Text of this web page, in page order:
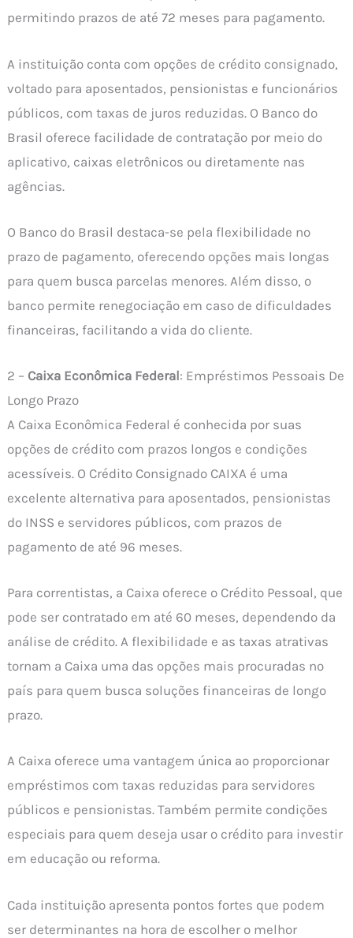
permitindo prazos de até 72 meses para pagamento.
A instituição conta com opções de crédito consignado,
voltado para aposentados, pensionistas e funcionários
públicos, com taxas de juros reduzidas. O Banco do
Brasil oferece facilidade de contratação por meio do
aplicativo, caixas eletrônicos ou diretamente nas
agências.
O Banco do Brasil destaca-se pela flexibilidade no
prazo de pagamento, oferecendo opções mais longas
para quem busca parcelas menores. Além disso, o
banco permite renegociação em caso de dificuldades
financeiras, facilitando a vida do cliente.
2 – Caixa Econômica Federal: Empréstimos Pessoais De
Longo Prazo
A Caixa Econômica Federal é conhecida por suas
opções de crédito com prazos longos e condições
acessíveis. O Crédito Consignado CAIXA é uma
excelente alternativa para aposentados, pensionistas
do INSS e servidores públicos, com prazos de
pagamento de até 96 meses.
Para correntistas, a Caixa oferece o Crédito Pessoal, que
pode ser contratado em até 60 meses, dependendo da
análise de crédito. A flexibilidade e as taxas atrativas
tornam a Caixa uma das opções mais procuradas no
país para quem busca soluções financeiras de longo
prazo.
A Caixa oferece uma vantagem única ao proporcionar
empréstimos com taxas reduzidas para servidores
públicos e pensionistas. Também permite condições
especiais para quem deseja usar o crédito para investir
em educação ou reforma.
Cada instituição apresenta pontos fortes que podem
ser determinantes na hora de escolher o melhor